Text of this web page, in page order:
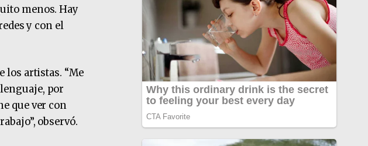
menos. Hay
y con el
los artistas. “Me
por
que ver con
observó.